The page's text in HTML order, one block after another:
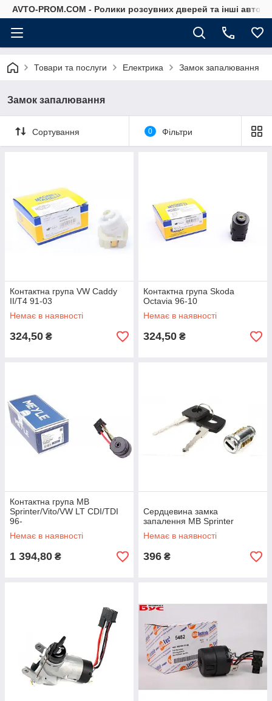
AVTO-PROM.COM - Ролики розсувних дверей та інші
Товари та послуги Електрика Замок запалювання
Замок запалювання
Сортування 0 Фільтри
Контактна група VW Caddy
II/T4 91-03
Немає в наявності
324,50 ₴
Контактна група Skoda
Octavia 96-10
Немає в наявності
324,50 ₴
Контактна група MB
Sprinter/Vito/VW LT CDI/TDI
96-
Немає в наявності
1 394,80 ₴
Сердцевина замка
запалення MB Sprinter
Немає в наявності
396 ₴